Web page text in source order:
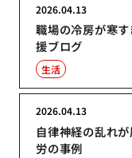
職場の冷房が寒
援ブログ
2026.04.13
生活
自律神経の乱れ
労の事例
2026.04.13